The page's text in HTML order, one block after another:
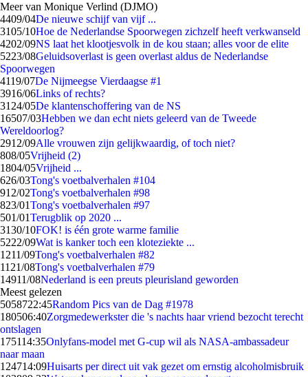
Meer van Monique Verlind (DJMO)
4409/04De nieuwe schijf van vijf ...
3105/10Hoe de Nederlandse Spoorwegen zichzelf heeft verkwanseld
4202/09NS laat het klootjesvolk in de kou staan; alles voor de elite
5223/08Geluidsoverlast is geen overlast aldus de Nederlandse
Spoorwegen
4119/07De Nijmeegse Vierdaagse #1
3916/06Links of rechts?
31 24/05De klantenschoffering van de NS
16507/03Hebben we dan echt niets geleerd van de Tweede
Wereldoorlog?
2912/09Alle vrouwen zijn gelijkwaardig, of toch niet?
808/05Vrijheid (2)
1804/05Vrijheid ...
626/03Tong's voetbalverhalen #104
912/02Tong's voetbalverhalen #98
823/01Tong's voetbalverhalen #97
501/01Terugblik op 2020 ...
3130/10FOK! is één grote warme familie
5222/09Wat is kanker toch een kloteziekte ...
1211/09Tong's voetbalverhalen #82
11 21/08Tong's voetbalverhalen #79
14911/08Nederland is een preuts pleurisland geworden
Meest gelezen
5058722:45Random Pics van de Dag #1978
180506:40Zorgmedewerkster die 's nachts haar vriend bezocht terecht
ontslagen
175114:35Onlyfans-model met G-cup wil als NASA-ambassadeur
naar maan
124714:09Huisarts per direct uit vak gezet om ernstig alcoholmisbruik